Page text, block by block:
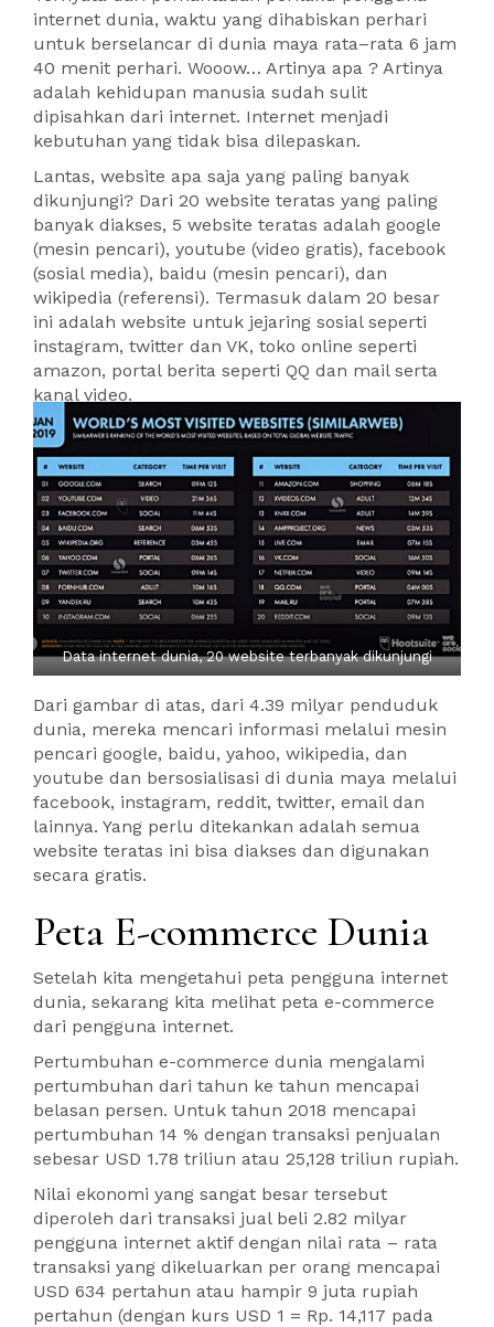
internet dunia, waktu yang dihabiskan perhari
untuk berselancar di dunia maya rata–rata 6 jam
40 menit perhari. Wooow… Artinya apa ? Artinya
adalah kehidupan manusia sudah sulit
dipisahkan dari internet. Internet menjadi
kebutuhan yang tidak bisa dilepaskan.
Lantas, website apa saja yang paling banyak
dikunjungi? Dari 20 website teratas yang paling
banyak diakses, 5 website teratas adalah google
(mesin pencari), youtube (video gratis), facebook
(sosial media), baidu (mesin pencari), dan
wikipedia (referensi). Termasuk dalam 20 besar
ini adalah website untuk jejaring sosial seperti
instagram, twitter dan VK, toko online seperti
amazon, portal berita seperti QQ dan mail serta
kanal video.
Data internet dunia, 20 website terbanyak dikunjungi
Dari gambar di atas, dari 4.39 milyar penduduk
dunia, mereka mencari informasi melalui mesin
pencari google, baidu, yahoo, wikipedia, dan
youtube dan bersosialisasi di dunia maya melalui
facebook, instagram, reddit, twitter, email dan
lainnya. Yang perlu ditekankan adalah semua
website teratas ini bisa diakses dan digunakan
secara gratis.
Peta E-commerce Dunia
Setelah kita mengetahui peta pengguna internet
dunia, sekarang kita melihat peta e-commerce
dari pengguna internet.
Pertumbuhan e-commerce dunia mengalami
pertumbuhan dari tahun ke tahun mencapai
belasan persen. Untuk tahun 2018 mencapai
pertumbuhan 14 % dengan transaksi penjualan
sebesar USD 1.78 triliun atau 25,128 triliun rupiah.
Nilai ekonomi yang sangat besar tersebut
diperoleh dari transaksi jual beli 2.82 milyar
pengguna internet aktif dengan nilai rata – rata
transaksi yang dikeluarkan per orang mencapai
USD 634 pertahun atau hampir 9 juta rupiah
pertahun (dengan kurs USD 1 = Rp. 14,117 pada